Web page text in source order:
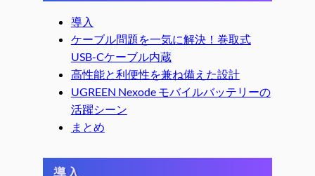
導入
ケーブル問題を一気に解決！巻取式
USB-Cケーブル内蔵
高性能と利便性を兼ね備えた設計
UGREEN Nexode モバイルバッテリーの
活躍シーン
まとめ
導入